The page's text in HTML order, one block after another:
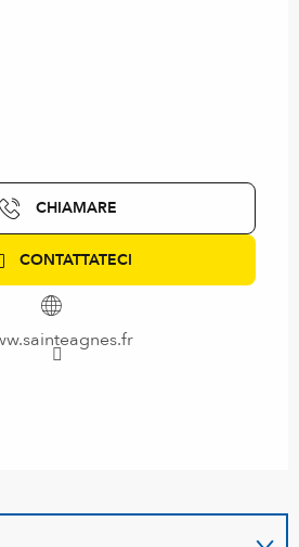
CHIAMARE
CONTATTATECI